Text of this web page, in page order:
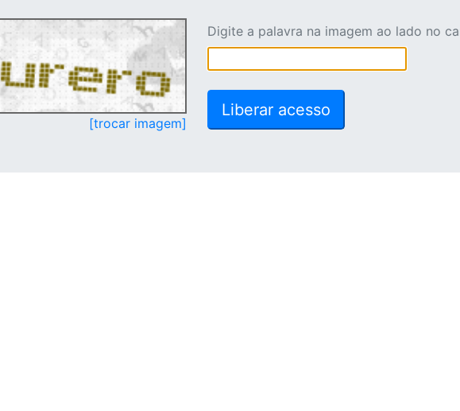
[trocar imagem]
Digite a palavra na imagem ao lado no